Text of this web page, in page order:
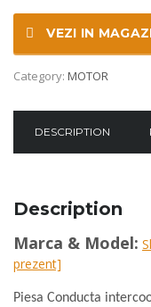
VEZI IN
Category: MOTOR
DESCRIPTION
Description
Marca & Model:
prezent]
Piesa Conducta